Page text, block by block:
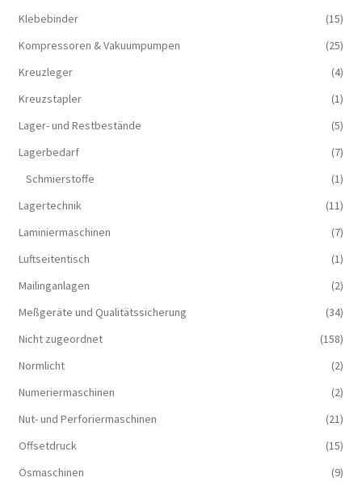
Klebebinder
(15)
Kompressoren & Vakuum­pumpen
(25)
Kreuzleger
(4)
Kreuzstapler
(1)
Lager- und Restbestände
(5)
Lagerbedarf
(7)
Schmierstoffe
(1)
Lagertechnik
(11)
Laminiermaschinen
(7)
Luftseitentisch
(1)
Mailinganlagen
(2)
Meßgeräte und Qualitätssicherung
(34)
Nicht zugeordnet
(158)
Normlicht
(2)
Numeriermaschinen
(2)
Nut- und Perforiermaschinen
(21)
Offsetdruck
(15)
Ösmaschinen
(9)